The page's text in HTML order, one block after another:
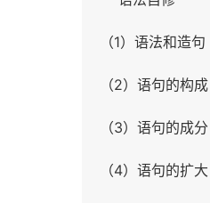
（1）语法和造句
（2）语句的构成
（3）语句的成分
（4）语句的扩大